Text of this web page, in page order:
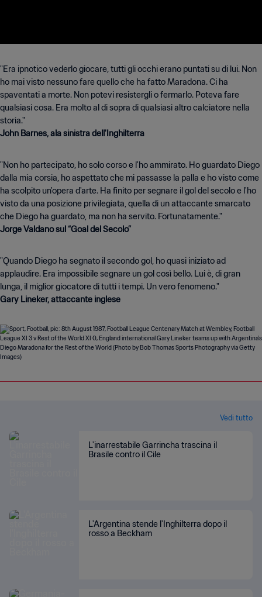
"Era ipnotico vederlo giocare, tutti gli occhi erano puntati su di lui. Non
ho mai visto nessuno fare quello che ha fatto Maradona. Ci ha
spaventati a morte. Non potevi resistergli o fermarlo. Poteva fare
qualsiasi cosa. Era molto al di sopra di qualsiasi altro calciatore nella
John Barnes, ala sinistra dell'Inghilterra
"Non ho partecipato, ho solo corso e l'ho ammirato. Ho guardato Diego
dalla mia corsia, ho aspettato che mi passasse la palla e ho visto come
ha scolpito un'opera d'arte. Ha finito per segnare il gol del secolo e l'ho
visto da una posizione privilegiata, quella di un attaccante smarcato
Jorge Valdano sul “Goal del Secolo”
"Quando Diego ha segnato il secondo gol, ho quasi iniziato ad
applaudire. Era impossibile segnare un gol così bello. Lui è, di gran
Gary Lineker, attaccante inglese
Vedi tutto
L'inarrestabile Garrincha trascina il
Brasile contro il Cile
L'Argentina stende l'Inghilterra dopo il
rosso a Beckham